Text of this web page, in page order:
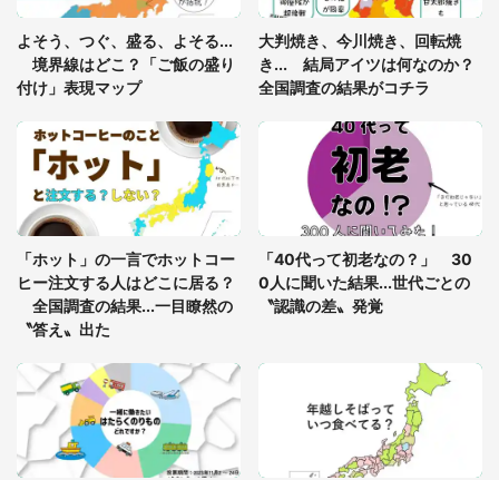
グっちゃってた〝野生の野菜〟に6.5万人戦慄
かくれんぼの鬼が振り返ると...2歳娘が〝まさかの
姿〟に 父「2～3分探しました」
「通勤特快乗車中に襲ってきた、急激な腹痛。我慢
の限界を迎え、途中で電車を降りようとしたけれ
ど...」（東京都・30代女性）
よそう、つぐ、盛る、よそる...
境界線はどこ？「ご飯の盛り
付け」表現マップ
大判焼き、今川焼き、回転焼
き... 結局アイツは何なのか？
全国調査の結果がコチラ
「ホット」の一言でホットコー
ヒー注文する人はどこに居る？
全国調査の結果...一目瞭然の
〝答え〟出た
「40代って初老なの？」 30
0人に聞いた結果...世代ごとの
〝認識の差〟発覚